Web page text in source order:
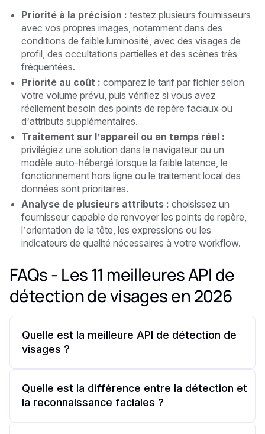
Priorité à la précision : testez plusieurs fournisseurs
avec vos propres images, notamment dans des
conditions de faible luminosité, avec des visages de
profil, des occultations partielles et des scènes très
fréquentées.
Priorité au coût : comparez le tarif par fichier selon
votre volume prévu, puis vérifiez si vous avez
réellement besoin des points de repère faciaux ou
d’attributs supplémentaires.
Traitement sur l’appareil ou en temps réel :
privilégiez une solution dans le navigateur ou un
modèle auto-hébergé lorsque la faible latence, le
fonctionnement hors ligne ou le traitement local des
données sont prioritaires.
Analyse de plusieurs attributs : choisissez un
fournisseur capable de renvoyer les points de repère,
l’orientation de la tête, les expressions ou les
indicateurs de qualité nécessaires à votre workflow.
FAQs - Les 11 meilleures API de
détection de visages en 2026
Quelle est la meilleure API de détection de
visages ?
votre charge de travail, de votre budget et de votre
infrastructure. Amazon Rekognition convient aux
Quelle est la différence entre la détection et
la reconnaissance faciales ?